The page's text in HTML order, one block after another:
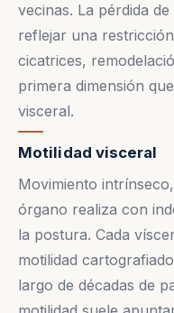
vecinas. La pérdida
reflejar una
cicatrices,
primera dimensión
visceral.
Motilidad visceral
Movimiento
órgano realiza con
la postura. Cada
motilidad
largo de décadas de